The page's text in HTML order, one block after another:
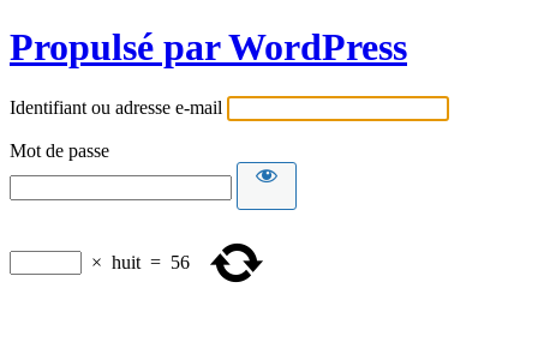
Propulsé par WordPress
Identifiant ou adresse e-mail
Mot de passe
× huit = 56